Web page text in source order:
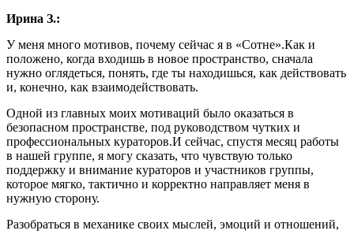
Ирина З.:
У меня много мотивов, почему сейчас я в «Сотне».Как и
положено, когда входишь в новое пространство, сначала
нужно оглядеться, понять, где ты находишься, как действовать
и, конечно, как взаимодействовать.
Одной из главных моих мотиваций было оказаться в
безопасном пространстве, под руководством чутких и
профессиональных кураторов.И сейчас, спустя месяц работы
в нашей группе, я могу сказать, что чувствую только
поддержку и внимание кураторов и участников группы,
которое мягко, тактично и корректно направляет меня в
нужную сторону.
Разобраться в механике своих мыслей, эмоций и отношений,